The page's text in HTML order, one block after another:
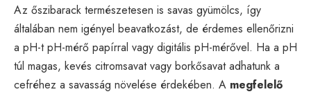
Az őszibarack természetesen is savas gyümölcs, így
általában nem igényel beavatkozást, de érdemes ellenőrizni
a pH-t pH-mérő papírral vagy digitális pH-mérővel. Ha a pH
túl magas, kevés citromsavat vagy borkősavat adhatunk a
cefréhez a savasság növelése érdekében. A megfelelő